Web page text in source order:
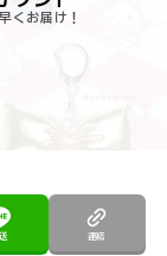
連結